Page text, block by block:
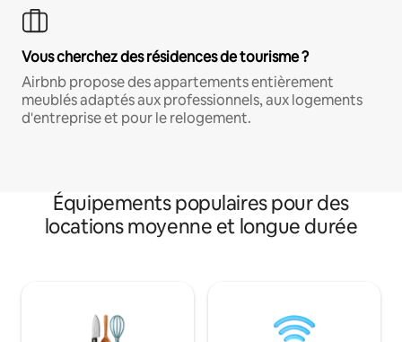
Vous cherchez des résidences de tourisme ?
Airbnb propose des appartements entièrement
meublés adaptés aux professionnels, aux logements
d'entreprise et pour le relogement.
Équipements populaires pour des
locations moyenne et longue durée